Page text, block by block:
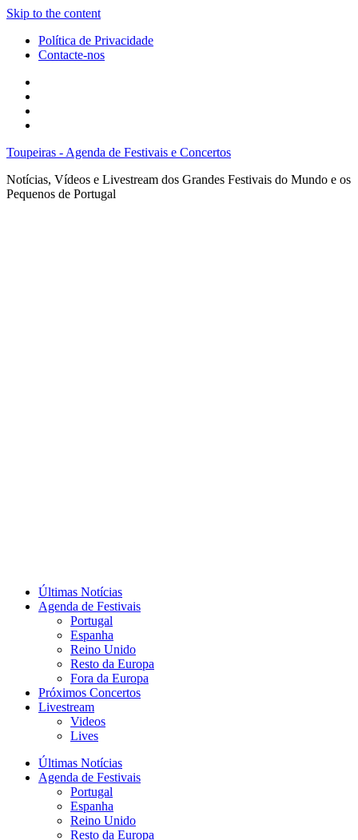
Skip to the content
Política de Privacidade
Contacte-nos
Toupeiras - Agenda de Festivais e Concertos
Notícias, Vídeos e Livestream dos Grandes Festivais do Mundo e os
Pequenos de Portugal
Últimas Notícias
Agenda de Festivais
Portugal
Espanha
Reino Unido
Resto da Europa
Fora da Europa
Próximos Concertos
Livestream
Videos
Lives
Últimas Notícias
Agenda de Festivais
Portugal
Espanha
Reino Unido
Resto da Europa